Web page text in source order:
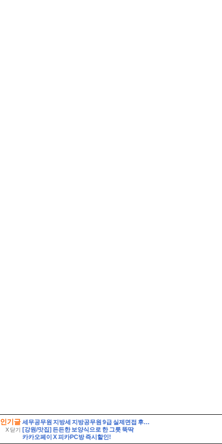
인기글
X 닫기
세무공무원 지방세 지방공무원 9급 실제면접 후기] 지방세 9급 지방공무원 면접 (지방공무원 9급 지방세 실제 수험자 8인의 생생한 면접 후기)
[강원/맛집] 든든한 보양식으로 한 그릇 뚝딱
카카오페이 X 피카PC방 즉시할인!